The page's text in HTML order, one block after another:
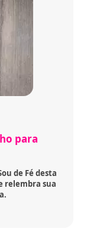
para
de Fé desta
relembra sua